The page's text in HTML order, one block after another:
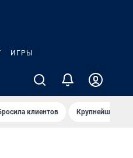
ИГРЫ
клиентов Крупнейшие